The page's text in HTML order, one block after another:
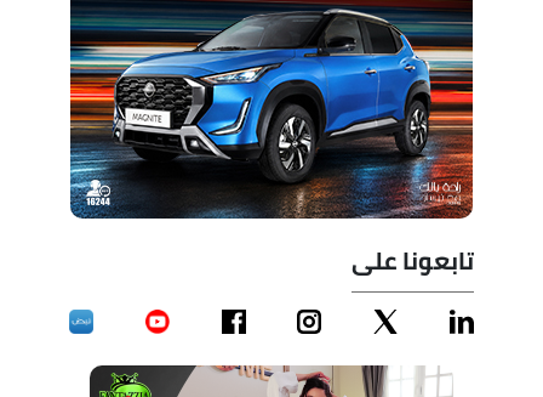
تابعونا على